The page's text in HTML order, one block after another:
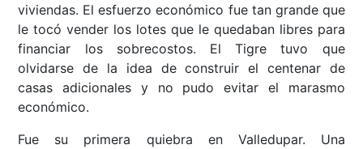
viviendas. El esfuerzo económico fue tan grande que
le tocó vender los lotes que le quedaban libres para
financiar los sobrecostos. El Tigre tuvo que
olvidarse de la idea de construir el centenar de
casas adicionales y no pudo evitar el marasmo
económico.
Fue su primera quiebra en Valledupar. Una